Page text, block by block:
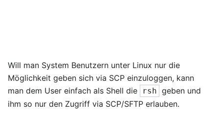
Will man System Benutzern unter Linux nur die
Möglichkeit geben sich via SCP einzuloggen, kann
man dem User einfach als Shell die
rsh geben und
ihm so nur den Zugriff via SCP/SFTP erlauben.